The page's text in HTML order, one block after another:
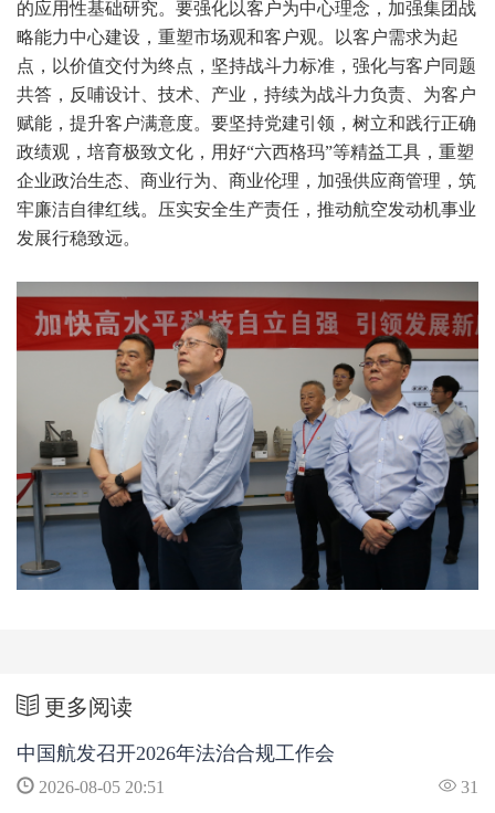
的应用性基础研究。要强化以客户为中心理念，加强集团战
略能力中心建设，重塑市场观和客户观。以客户需求为起
点，以价值交付为终点，坚持战斗力标准，强化与客户同题
共答，反哺设计、技术、产业，持续为战斗力负责、为客户
赋能，提升客户满意度。要坚持党建引领，树立和践行正确
政绩观，培育极致文化，用好“六西格玛”等精益工具，重塑
企业政治生态、商业行为、商业伦理，加强供应商管理，筑
牢廉洁自律红线。压实安全生产责任，推动航空发动机事业
发展行稳致远。
更多阅读
中国航发召开2026年法治合规工作会
2026-08-05 20:51 31